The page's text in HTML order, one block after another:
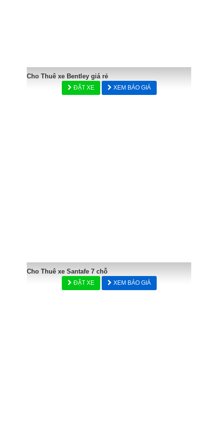
Cho Thuê xe Bentley giá rẻ
ĐẶT XE XEM BÁO GIÁ
Cho Thuê xe Santafe 7 chỗ
ĐẶT XE XEM BÁO GIÁ